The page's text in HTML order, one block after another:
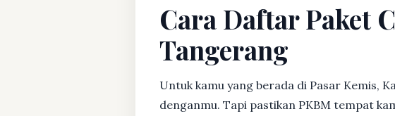
Cara Daftar Paket
Tangerang
Untuk kamu yang berada di Pasar Kemis,
denganmu. Tapi pastikan PKBM tempat